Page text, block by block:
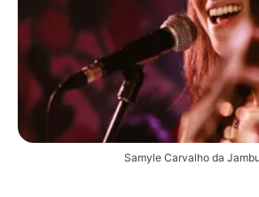
Samyle Carvalho da